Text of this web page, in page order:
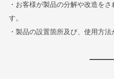
・お客様が製品の分解や改造を
す。
・製品の設置箇所及び、使用方法